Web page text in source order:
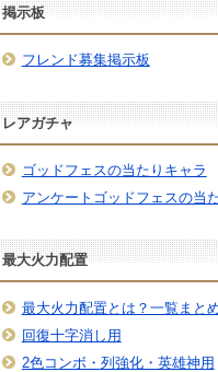
掲示板
フレンド募集掲示板
レアガチャ
ゴッドフェスの当たりキャラ
アンケートゴッドフェスの当
最大火力配置
最大火力配置とは？一覧まと
回復十字消し用
2色コンボ・列強化・英雄神用